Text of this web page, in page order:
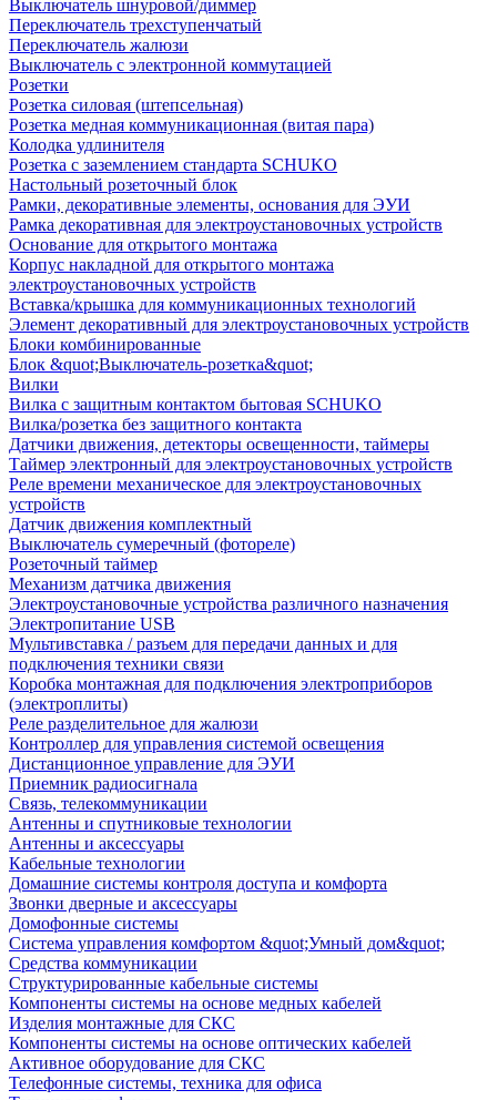
Выключатель шнуровой/диммер
Переключатель трехступенчатый
Переключатель жалюзи
Выключатель с электронной коммутацией
Розетки
Розетка силовая (штепсельная)
Розетка медная коммуникационная (витая пара)
Колодка удлинителя
Розетка с заземлением стандарта SCHUKO
Настольный розеточный блок
Рамки, декоративные элементы, основания для ЭУИ
Рамка декоративная для электроустановочных устройств
Основание для открытого монтажа
Корпус накладной для открытого монтажа
электроустановочных устройств
Вставка/крышка для коммуникационных технологий
Элемент декоративный для электроустановочных устройств
Блоки комбинированные
Блок &quot;Выключатель-розетка&quot;
Вилки
Вилка с защитным контактом бытовая SCHUKO
Вилка/розетка без защитного контакта
Датчики движения, детекторы освещенности, таймеры
Таймер электронный для электроустановочных устройств
Реле времени механическое для электроустановочных
устройств
Датчик движения комплектный
Выключатель сумеречный (фотореле)
Розеточный таймер
Механизм датчика движения
Электроустановочные устройства различного назначения
Электропитание USB
Мультивставка / разъем для передачи данных и для
подключения техники связи
Коробка монтажная для подключения электроприборов
(электроплиты)
Реле разделительное для жалюзи
Контроллер для управления системой освещения
Дистанционное управление для ЭУИ
Приемник радиосигнала
Связь, телекоммуникации
Антенны и спутниковые технологии
Антенны и аксессуары
Кабельные технологии
Домашние системы контроля доступа и комфорта
Звонки дверные и аксессуары
Домофонные системы
Система управления комфортом &quot;Умный дом&quot;
Средства коммуникации
Структурированные кабельные системы
Компоненты системы на основе медных кабелей
Изделия монтажные для СКС
Компоненты системы на основе оптических кабелей
Активное оборудование для СКС
Телефонные системы, техника для офиса